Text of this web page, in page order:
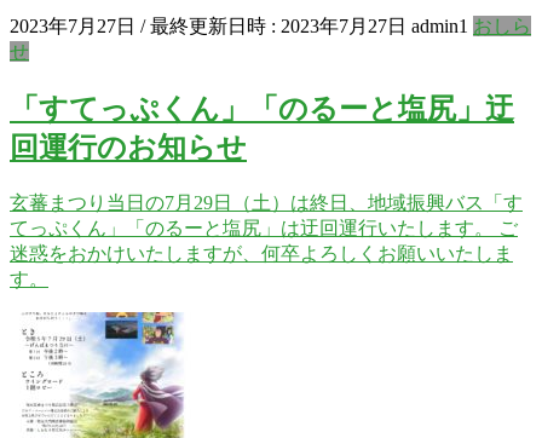
2023年7月27日 / 最終更新日時 : 2023年7月27日 admin1 おしら
せ
「すてっぷくん」「のるーと塩尻」迂
回運行のお知らせ
玄蕃まつり当日の7月29日（土）は終日、地域振興バス「す
てっぷくん」「のるーと塩尻」は迂回運行いたします。 ご
迷惑をおかけいたしますが、何卒よろしくお願いいたしま
す。